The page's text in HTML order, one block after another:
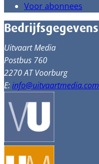
Voor abonnees
Bedrijfsgegevens
Uitvaart Media
Postbus 760
2270 AT Voorburg
E:info@uitvaartmedia.com